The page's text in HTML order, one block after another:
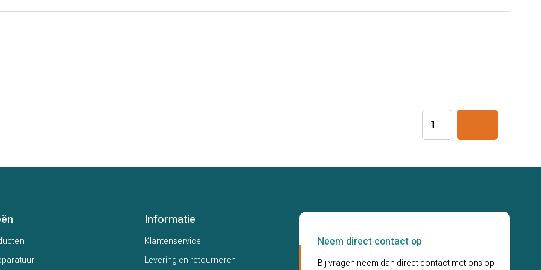
Papieren
Handdoekjes
vouw
Informatie
Klantenservice
Levering en retourneren
Neem direct contact op
Bij vragen neem dan direct contact met ons op